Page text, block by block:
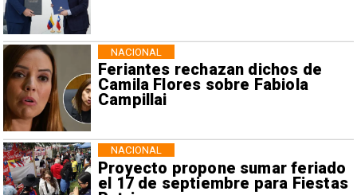
Feriantes rechazan dichos de
Camila Flores sobre Fabiola
Campillai
NACIONAL
Proyecto propone sumar feriado
el 17 de septiembre para Fiestas
NACIONAL